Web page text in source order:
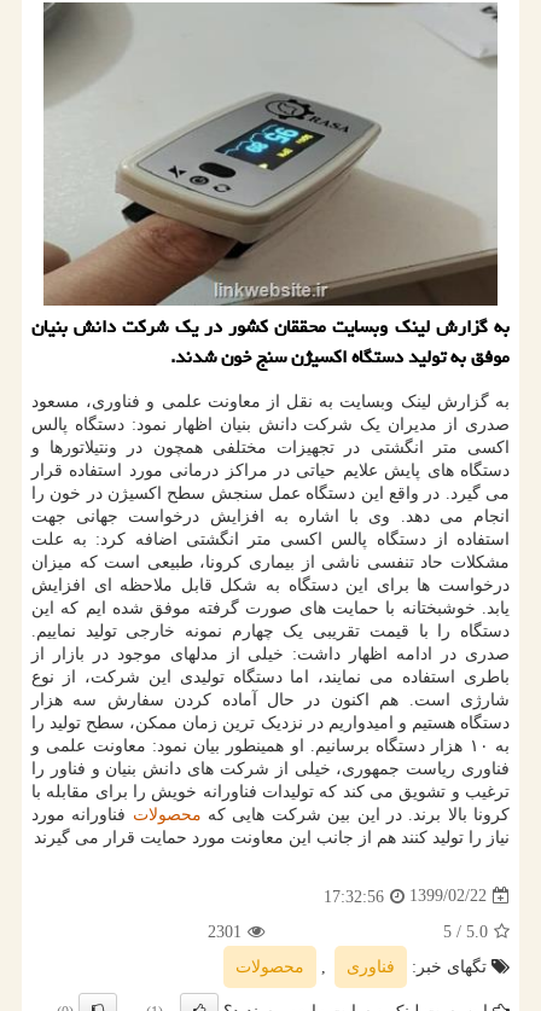
به گزارش لینك وبسایت محققان كشور در یك شركت دانش بنیان
موفق به تولید دستگاه اكسیژن سنج خون شدند.
به گزارش لینک وبسایت به نقل از معاونت علمی و فناوری، مسعود
صدری از مدیران یک شرکت دانش بنیان اظهار نمود: دستگاه پالس
اکسی متر انگشتی در تجهیزات مختلفی همچون در ونتیلاتورها و
دستگاه های پایش علایم حیاتی در مراکز درمانی مورد استفاده قرار
می گیرد. در واقع این دستگاه عمل سنجش سطح اکسیژن در خون را
انجام می دهد. وی با اشاره به افزایش درخواست جهانی جهت
استفاده از دستگاه پالس اکسی متر انگشتی اضافه کرد: به علت
مشکلات حاد تنفسی ناشی از بیماری کرونا، طبیعی است که میزان
درخواست ها برای این دستگاه به شکل قابل ملاحظه ای افزایش
یابد. خوشبختانه با حمایت های صورت گرفته موفق شده ایم که این
دستگاه را با قیمت تقریبی یک چهارم نمونه خارجی تولید نماییم.
صدری در ادامه اظهار داشت: خیلی از مدلهای موجود در بازار از
باطری استفاده می نمایند، اما دستگاه تولیدی این شرکت، از نوع
شارژی است. هم اکنون در حال آماده کردن سفارش سه هزار
دستگاه هستیم و امیدواریم در نزدیک ترین زمان ممکن، سطح تولید را
به ۱۰ هزار دستگاه برسانیم. او همینطور بیان نمود: معاونت علمی و
فناوری ریاست جمهوری، خیلی از شرکت های دانش بنیان و فناور را
ترغیب و تشویق می کند که تولیدات فناورانه خویش را برای مقابله با
کرونا بالا برند. در این بین شرکت هایی که محصولات فناورانه مورد
نیاز را تولید کنند هم از جانب این معاونت مورد حمایت قرار می گیرند
1399/02/22
17:32:56
5.0
/ 5
2301
تگهای خبر:
فناوری , محصولات